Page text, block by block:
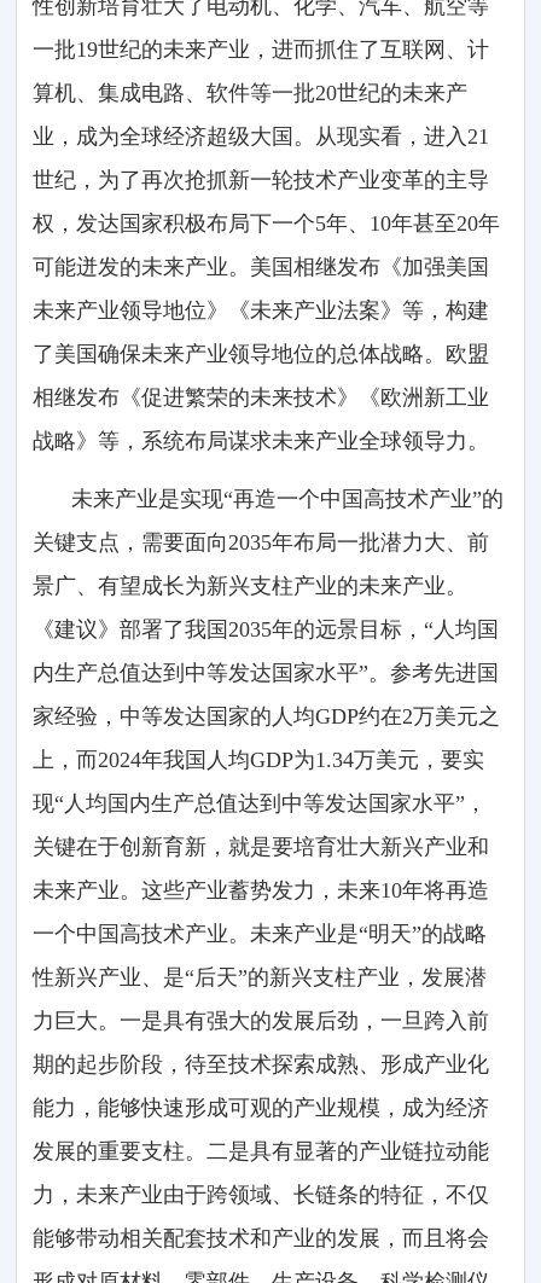
性创新培育壮大了电动机、化学、汽车、航空等
一批19世纪的未来产业，进而抓住了互联网、计
算机、集成电路、软件等一批20世纪的未来产
业，成为全球经济超级大国。从现实看，进入21
世纪，为了再次抢抓新一轮技术产业变革的主导
权，发达国家积极布局下一个5年、10年甚至20年
可能迸发的未来产业。美国相继发布《加强美国
未来产业领导地位》《未来产业法案》等，构建
了美国确保未来产业领导地位的总体战略。欧盟
相继发布《促进繁荣的未来技术》《欧洲新工业
战略》等，系统布局谋求未来产业全球领导力。
未来产业是实现“再造一个中国高技术产业”的
关键支点，需要面向2035年布局一批潜力大、前
景广、有望成长为新兴支柱产业的未来产业。
《建议》部署了我国2035年的远景目标，“人均国
内生产总值达到中等发达国家水平”。参考先进国
家经验，中等发达国家的人均GDP约在2万美元之
上，而2024年我国人均GDP为1.34万美元，要实
现“人均国内生产总值达到中等发达国家水平”，
关键在于创新育新，就是要培育壮大新兴产业和
未来产业。这些产业蓄势发力，未来10年将再造
一个中国高技术产业。未来产业是“明天”的战略
性新兴产业、是“后天”的新兴支柱产业，发展潜
力巨大。一是具有强大的发展后劲，一旦跨入前
期的起步阶段，待至技术探索成熟、形成产业化
能力，能够快速形成可观的产业规模，成为经济
发展的重要支柱。二是具有显著的产业链拉动能
力，未来产业由于跨领域、长链条的特征，不仅
能够带动相关配套技术和产业的发展，而且将会